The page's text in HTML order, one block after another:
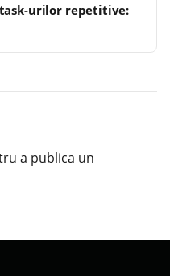
task-urilor repetitive:
a publica un